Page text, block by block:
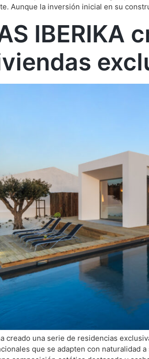
Aunque la inversión inicial en su
IBERIKA
creado una serie de residencias
que se adapten con naturalidad